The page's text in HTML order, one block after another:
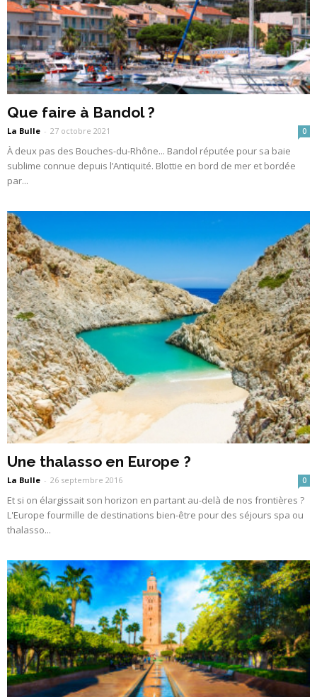
Que faire à Bandol ?
La Bulle - 27 octobre 2021 0
À deux pas des Bouches-du-Rhône... Bandol réputée pour sa baie
sublime connue depuis l’Antiquité. Blottie en bord de mer et bordée
par...
Une thalasso en Europe ?
La Bulle - 26 septembre 2016 0
Et si on élargissait son horizon en partant au-delà de nos frontières ?
L'Europe fourmille de destinations bien-être pour des séjours spa ou
thalasso...